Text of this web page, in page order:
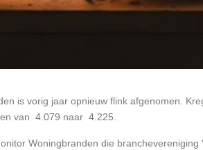
is vorig jaar opnieuw flink afgenomen.
van  4.079 naar  4.225.
Woningbranden die